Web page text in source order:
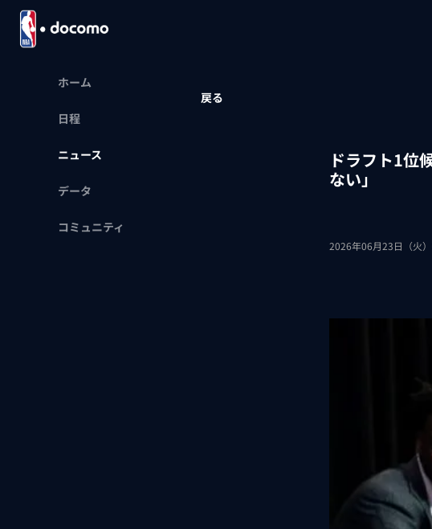
ホーム
日程
ニュース
データ
コミュニティ
戻る
ドラフト1位
ない」
2026年06月23日（火